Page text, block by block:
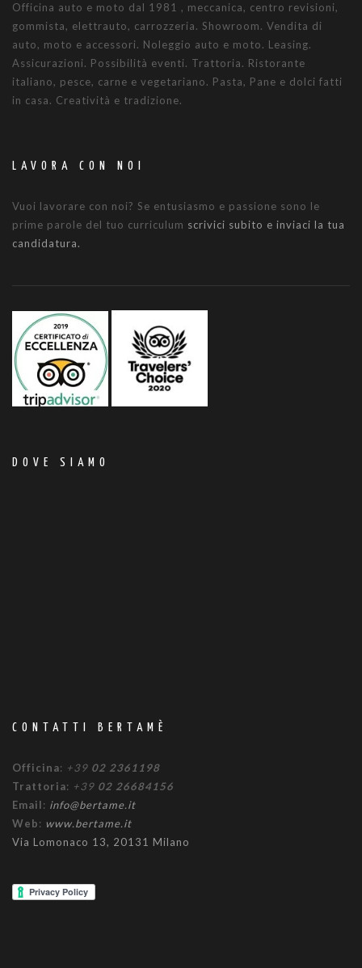
Officina auto e moto dal 1981 , meccanica, centro revisioni,
gommista, elettrauto, carrozzeria. Showroom. Vendita di
auto, moto e accessori. Noleggio auto e moto. Leasing.
Assicurazioni. Possibilità eventi. Trattoria. Ristorante
italiano, pesce, carne e vegetariano. Pasta, Pane e dolci fatti
in casa. Creatività e tradizione.
LAVORA CON NOI
Vuoi lavorare con noi? Se entusiasmo e passione sono le
prime parole del tuo curriculum scrivici subito e inviaci la tua
candidatura.
DOVE SIAMO
CONTATTI BERTAMÈ
Officina: +39 02 2361198
Trattoria: +39 02 26684156
Email: info@bertame.it
Web: www.bertame.it
Via Lomonaco 13, 20131 Milano